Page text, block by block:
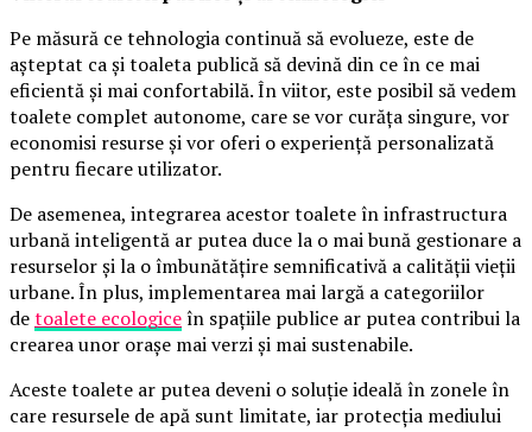
Pe măsură ce tehnologia continuă să evolueze, este de
așteptat ca și toaleta publică să devină din ce în ce mai
eficientă și mai confortabilă. În viitor, este posibil să vedem
toalete complet autonome, care se vor curăța singure, vor
economisi resurse și vor oferi o experiență personalizată
pentru fiecare utilizator.
De asemenea, integrarea acestor toalete în infrastructura
urbană inteligentă ar putea duce la o mai bună gestionare a
resurselor și la o îmbunătățire semnificativă a calității vieții
urbane. În plus, implementarea mai largă a categoriilor
detoalete ecologiceîn spațiile publice ar putea contribui la
crearea unor orașe mai verzi și mai sustenabile.
Aceste toalete ar putea deveni o soluție ideală în zonele în
care resursele de apă sunt limitate, iar protecția mediului